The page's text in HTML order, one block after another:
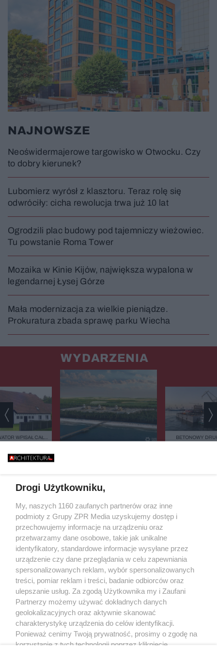
NAJNOWSZE
Neoświdermajerowe targowisko w Otwocku. Czy
to dobry kierunek?
Lubomierz wyrósł z klasztoru. Teraz rolę się
odwróciły: cicha rewolucja trwa już 10 lat
Ogrodzili plac budowy pod tajemniczy wieżowiec.
Tu powstanie Roma Tower
Mozaika w Kinie Kijów, największa wypalona w
legendarnej Łysej Górze
Mała modernizacja za wielkie pieniądze.
Prokuratura zbada sprawę parku Wiecha
WYDARZENIA
WPISAŁ CAŁĄ
PARALIŻU
BETONOWY
Żaden utwór zamieszczony w serwisie nie może być powielany i
rozpowszechniany lub dalej rozpowszechniany w jakikolwiek sposób (w
tym także elektroniczny lub mechaniczny) na jakimkolwiek polu
eksploatacji w jakiejkolwiek formie, włącznie z umieszczaniem w
Internecie bez pisemnej zgody właściciela praw. Jakiekolwiek użycie lub
wykorzystanie utworów w całości lub w części z naruszeniem prawa, tzn.
bez właściwej zgody, jest zabronione pod groźbą kary i może być ścigane
prawnie.
O nas
Informacje prawne
Drogi Użytkowniku,
My, naszych 1160 zaufanych partnerów oraz inne
podmioty z Grupy ZPR Media uzyskujemy dostęp i
przechowujemy informacje na urządzeniu oraz
przetwarzamy dane osobowe, takie jak unikalne
identyfikatory, standardowe informacje wysyłane przez
urządzenie czy dane przeglądania w celu zapewniania
spersonalizowanych reklam, wybór spersonalizowanych
treści, pomiar reklam i treści, badanie odbiorców oraz
ulepszanie usług. Za zgodą Użytkownika my i Zaufani
Partnerzy możemy używać dokładnych danych
geolokalizacyjnych oraz aktywnie skanować
charakterystykę urządzenia do celów identyfikacji.
Ponieważ cenimy Twoją prywatność, prosimy o zgodę na
korzystanie z tych technologii poprzez kliknięcie